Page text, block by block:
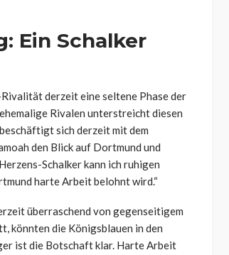
Ein Schalker
derzeit eine seltene Phase der
Rivalen unterstreicht diesen
sich derzeit mit dem
den Blick auf Dortmund und
Schalker kann ich ruhigen
harte Arbeit belohnt wird.“
überraschend von gegenseitigem
könnten die Königsblauen in den
ist die Botschaft klar. Harte Arbeit